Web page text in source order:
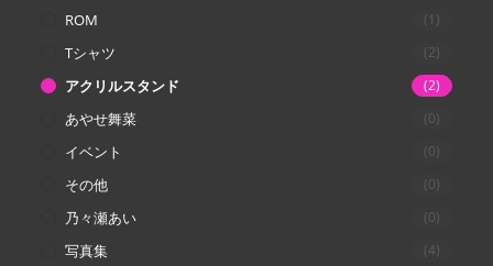
ROM (1)
Tシャツ (2)
アクリルスタンド (2)
あやせ舞菜 (0)
イベント (0)
その他 (0)
乃々瀬あい (0)
写真集 (4)